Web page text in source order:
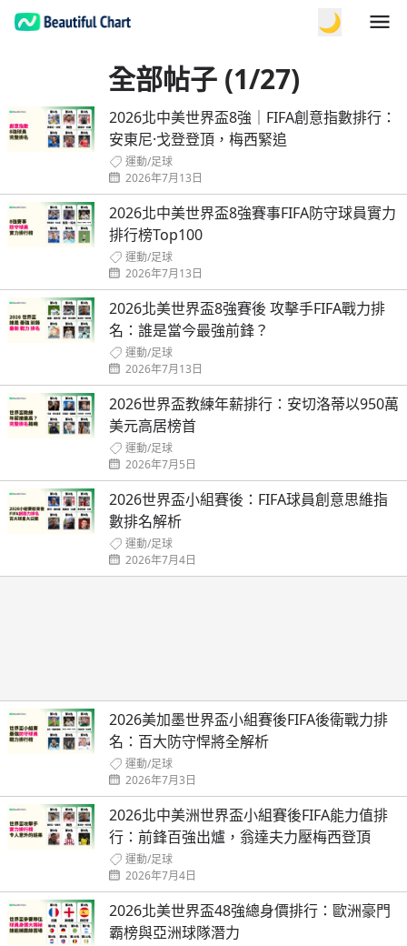
🌙
全部帖子 (1/27)
2026北中美世界盃8強｜FIFA創意指數排行：
安東尼·戈登登頂，梅西緊追
運動/足球
2026年7月13日
2026北中美世界盃8強賽事FIFA防守球員實力
排行榜Top100
運動/足球
2026年7月13日
2026北美世界盃8強賽後 攻擊手FIFA戰力排
名：誰是當今最強前鋒？
運動/足球
2026年7月13日
2026世界盃教練年薪排行：安切洛蒂以950萬
美元高居榜首
運動/足球
2026年7月5日
2026世界盃小組賽後：FIFA球員創意思維指
數排名解析
運動/足球
2026年7月4日
2026美加墨世界盃小組賽後FIFA後衛戰力排
名：百大防守悍將全解析
運動/足球
2026年7月3日
2026北中美洲世界盃小組賽後FIFA能力值排
行：前鋒百強出爐，翁達夫力壓梅西登頂
運動/足球
2026年7月4日
2026北美世界盃48強總身價排行：歐洲豪門
霸榜與亞洲球隊潛力